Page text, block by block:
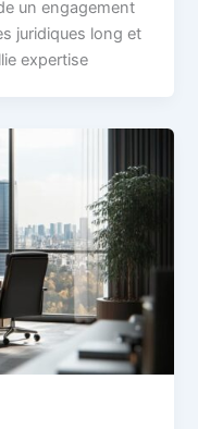
un engagement
juridiques long et
expertise